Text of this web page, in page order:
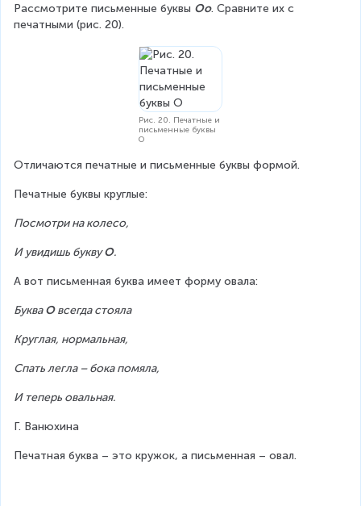
Рассмотрите письменные буквы Оо. Сравните их с
печатными (рис. 20).
Рис. 20. Печатные и
письменные буквы
О
Отличаются печатные и письменные буквы формой.
Печатные буквы круглые:
Посмотри на колесо,
И увидишь букву О.
А вот письменная буква имеет форму овала:
Буква О всегда стояла
Круглая, нормальная,
Спать легла – бока помяла,
И теперь овальная.
Г. Ванюхина
Печатная буква – это кружок, а письменная – овал.